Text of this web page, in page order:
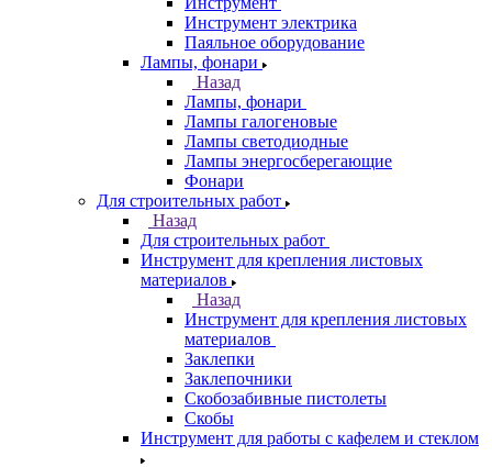
Инструмент электрика
Паяльное оборудование
Лампы, фонари
Назад
Лампы, фонари
Лампы галогеновые
Лампы светодиодные
Лампы энергосберегающие
Фонари
Для строительных работ
Назад
Для строительных работ
Инструмент для крепления листовых
материалов
Назад
Инструмент для крепления листовых
материалов
Заклепки
Заклепочники
Скобозабивные пистолеты
Скобы
Инструмент для работы с кафелем и стеклом